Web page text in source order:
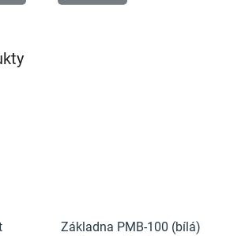
Základna PMB‑100 (bílá)